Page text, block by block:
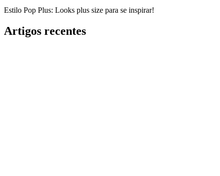
Estilo Pop Plus: Looks plus size para se inspirar!
Artigos recentes